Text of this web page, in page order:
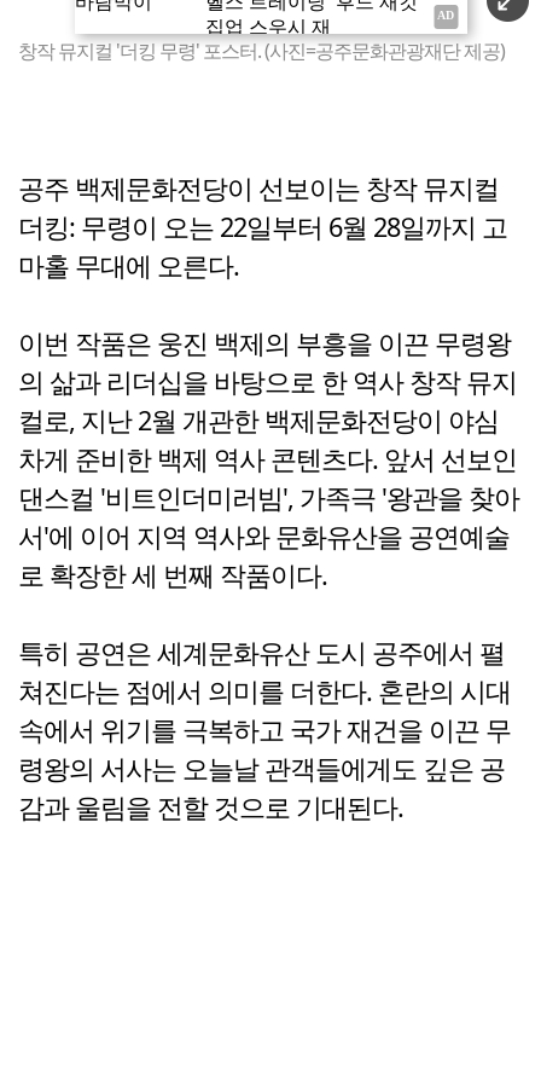
창작 뮤지컬 '더킹 무령' 포스터. (사진=공주문화관광재단 제공)
공주 백제문화전당이 선보이는 창작 뮤지컬
더킹: 무령이 오는 22일부터 6월 28일까지 고
마홀 무대에 오른다.
이번 작품은 웅진 백제의 부흥을 이끈 무령왕
의 삶과 리더십을 바탕으로 한 역사 창작 뮤지
컬로, 지난 2월 개관한 백제문화전당이 야심
차게 준비한 백제 역사 콘텐츠다. 앞서 선보인
댄스컬 '비트인더미러빔', 가족극 '왕관을 찾아
서'에 이어 지역 역사와 문화유산을 공연예술
로 확장한 세 번째 작품이다.
특히 공연은 세계문화유산 도시 공주에서 펼
쳐진다는 점에서 의미를 더한다. 혼란의 시대
속에서 위기를 극복하고 국가 재건을 이끈 무
령왕의 서사는 오늘날 관객들에게도 깊은 공
감과 울림을 전할 것으로 기대된다.